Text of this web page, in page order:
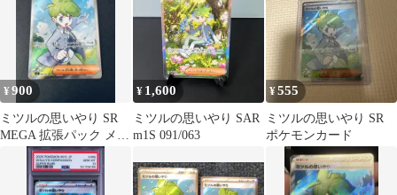
¥900
ミツルの思いやり SR
MEGA 拡張パック メガ
シンフォニア 085/063
¥ 1,600
ミツルの思いやり SAR
m1S 091/063
¥555
ミツルの思いやり SR
ポケモンカード